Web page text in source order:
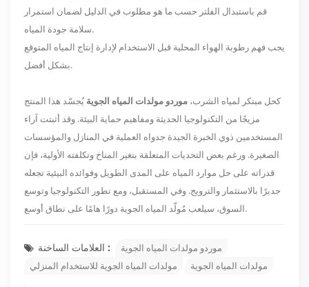
قم باستبدال الفلتر حسب ما هو مطلوب في الدليل لضمان استمرار
سلامة جودة المياه.
يجب فهم رطوبة الهواء المحلية قبل الاستخدام لإدارة إنتاج المياه المتوقع
بشكل أفضل.
كحل مبتكر لمياه الشرب، موردو مولدات المياه الجوية يُجسّد هذا المنتج
مزيجًا من التكنولوجيا الحديثة ومفاهيم حماية البيئة. وقد أثبتت آراء
المستخدمين ذوي الخبرة الجيدة جدواه العملية في المنازل والمؤسسات
الصغيرة. ورغم بعض التحديات المتعلقة بتغير المناخ وتكلفته الأولية، فإن
قدراته على حل موارد المياه على المدى الطويل وفوائده البيئية تجعله
جديرًا بالاستثمار والترويج. وفي المستقبل، ومع تطور التكنولوجيا وتوسع
السوق، سيلعب مُولّد المياه الجوية دورًا هامًا على نطاق أوسع.
العلامات الساخنة :
موردو مولدات المياه الجوية
مولدات المياه الجوية للاستخدام المنزلي
مولدات المياه الجوية